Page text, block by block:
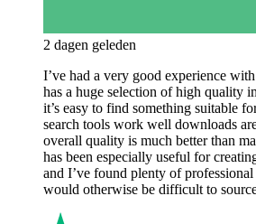
2 dagen geleden
I’ve had a very good experience
has a huge selection of high quality
it’s easy to find something suitable
search tools work well downloads
overall quality is much better than
has been especially useful for
and I’ve found plenty of
would otherwise be difficult to